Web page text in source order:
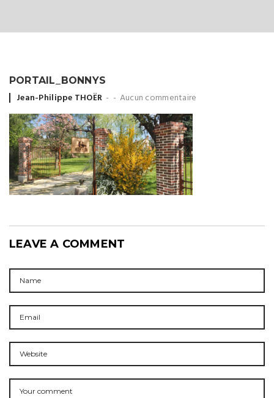
PORTAIL_BONNYS
Posted
by
Jean-Philippe THOËR Aucun commentaire
LEAVE A COMMENT